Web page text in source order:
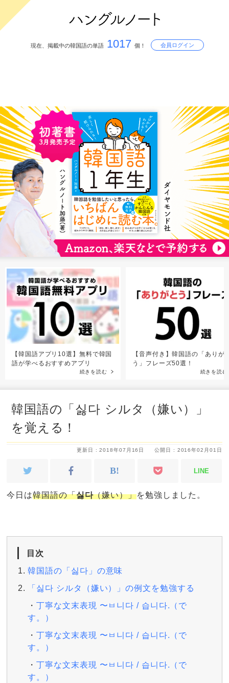
現在、掲載中の韓国語の単語 1017 個！ 会員ログイン
【韓国語アプリ10選】無料で韓国
語が学べるおすすめアプリ
続きを読む
【音声付き】韓国語の「ありが
う」フレーズ50選！
続きを読む
韓国語の「싫다 シルタ（嫌い）」
を覚える！
公開日 : 2016年02月01日
更新日 : 2018年07月16日
LINE
今日は韓国語の「싫다（嫌い）」を勉強しました。
目次
韓国語の「싫다」の意味
「싫다 シルタ（嫌い）」の例文を勉強する
丁寧な文末表現 〜ㅂ니다 / 습니다.（で
す。）
丁寧な文末表現 〜ㅂ니다 / 습니다.（で
す。）
丁寧な文末表現 〜ㅂ니다 / 습니다.（で
す。）